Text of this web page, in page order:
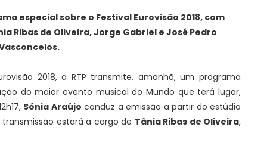
especial sobre o Festival Eurovisão 2018, com
Ribas de Oliveira, Jorge Gabriel e José Pedro
2018, a RTP transmite, amanhã, um programa
do maior evento musical do Mundo que terá lugar,
Sónia Araújo conduz a emissão a partir do estúdio
transmissão estará a cargo de Tânia Ribas de Oliveira,